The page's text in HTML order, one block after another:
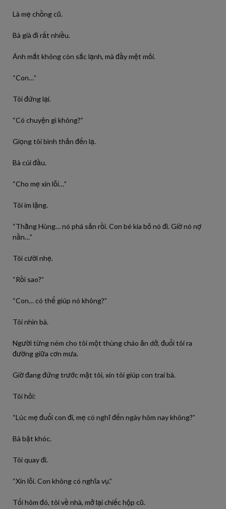
Là mẹ chồng cũ.
Bà già đi rất nhiều.
Ánh mắt không còn sắc lạnh, mà đầy mệt mỏi.
“Con…”
Tôi đứng lại.
“Có chuyện gì không?”
Giọng tôi bình thản đến lạ.
Bà cúi đầu.
“Cho mẹ xin lỗi…”
Tôi im lặng.
“Thằng Hùng… nó phá sản rồi. Con bé kia bỏ nó đi. Giờ nó nợ
nần…”
Tôi cười nhẹ.
“Rồi sao?”
“Con… có thể giúp nó không?”
Tôi nhìn bà.
Người từng ném cho tôi một thùng cháo ăn dở, đuổi tôi ra
đường giữa cơn mưa.
Giờ đang đứng trước mặt tôi, xin tôi giúp con trai bà.
Tôi hỏi:
“Lúc mẹ đuổi con đi, mẹ có nghĩ đến ngày hôm nay không?”
Bà bật khóc.
Tôi quay đi.
“Xin lỗi. Con không có nghĩa vụ.”
Tối hôm đó, tôi về nhà, mở lại chiếc hộp cũ.